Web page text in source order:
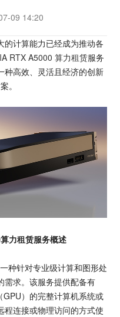
09 14:20
的计算能力已经成为推动各
RTX A5000 算力租赁服务
种高效、灵活且经济的创新
。
力租赁服务概述
种针对专业级计算和图形处
需求。该服务提供配备有
）的完整计算机系统或
程连接或物理访问的方式使